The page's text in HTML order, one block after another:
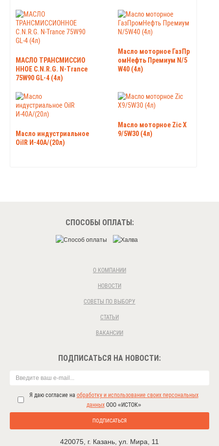
МАСЛО ТРАНСМИССИО
ННОЕ C.N.R.G. N-Trance
75W90 GL-4 (4л)
Масло моторное ГазПр
омНефть Премиум N/5
W40 (4л)
Масло индустриальное
OilR И-40А/(20л)
Масло моторное Zic X
9/5W30 (4л)
СПОСОБЫ ОПЛАТЫ:
О КОМПАНИИ
НОВОСТИ
СОВЕТЫ ПО ВЫБОРУ
СТАТЬИ
ВАКАНСИИ
ПОДПИСАТЬСЯ НА НОВОСТИ:
Я даю согласие на обработку и использование своих персональных
данныхООО «ИСТОК»
ПОДПИСАТЬСЯ
420075 г. Казань ул. Мира, 11